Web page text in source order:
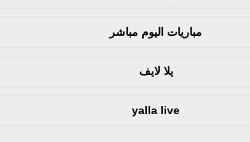
مباريات اليوم مباشر
يلا لايف
yalla live